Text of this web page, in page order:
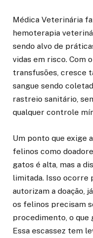
Médica Veterinária
hemoterapia
sendo alvo de
vidas em risco. Com
transfusões, cresce
sangue sendo
rastreio sanitário,
qualquer controle
Um ponto que exige
felinos como
gatos é alta, mas a
limitada. Isso ocorre
autorizam a doação,
os felinos precisam
procedimento, o que
Essa escassez tem